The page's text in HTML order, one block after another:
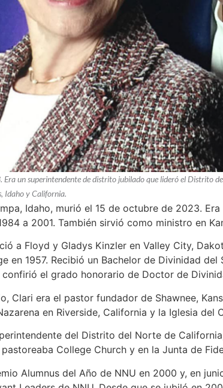
un superintendente de distrito jubilado que lideró el Distrito
Idaho y California.
Idaho, murió el 15 de octubre de 2023.
a 2001. También sirvió como ministro en
a Floyd y Gladys Kinzler en Valley City,
en 1957. Recibió un Bachelor de Divinidad
el grado honorario de Doctor de
Clari era el pastor fundador de Shawnee,
en Riverside, California y la Iglesia del
del Distrito del Norte de
College Church y en la Junta de
Alumnus del Año de NNU en 2000 y, en